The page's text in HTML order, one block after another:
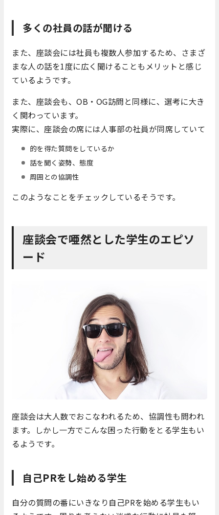
多くの社員の話が聞ける
また、座談会には社員も複数人参加するため、さまざ
まな人の話を1度に広く聞けることもメリットと感じ
ているようです。
また、座談会も、OB・OG訪問と同様に、選考に大き
く関わっています。
実際に、座談会の席には人事部の社員が同席していて
的を得た質問をしているか
話を聞く姿勢、態度
周囲との協調性
このようなことをチェックしているそうです。
座談会で唖然とした学生のエピソ
ード
座談会は大人数でおこなわれるため、協調性も問われ
ます。しかし一方でこんな困った行動をとる学生もい
るようです。
自己PRをし始める学生
自分の質問の番にいきなり自己PRを始める学生もい